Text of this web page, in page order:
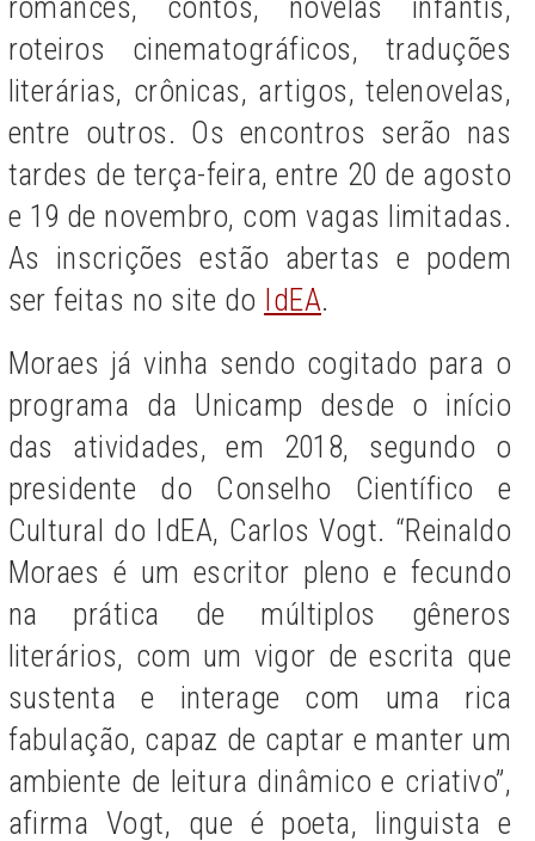
roteiros cinematográficos, traduções
literárias, crônicas, artigos, telenovelas,
entre outros. Os encontros serão nas
tardes de terça-feira, entre 20 de agosto
e 19 de novembro, com vagas limitadas.
As inscrições estão abertas e podem
ser feitas no site do IdEA.
Moraes já vinha sendo cogitado para o
programa da Unicamp desde o início
das atividades, em 2018, segundo o
presidente do Conselho Científico e
Cultural do IdEA, Carlos Vogt. “Reinaldo
Moraes é um escritor pleno e fecundo
na prática de múltiplos gêneros
literários, com um vigor de escrita que
sustenta e interage com uma rica
fabulação, capaz de captar e manter um
ambiente de leitura dinâmico e criativo”,
afirma Vogt, que é poeta, linguista e